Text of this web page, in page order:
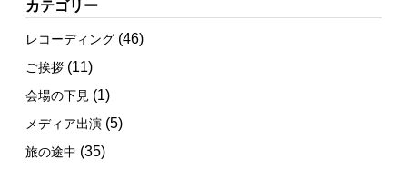
カテゴリー
レコーディング (46)
ご挨拶 (11)
会場の下見 (1)
メディア出演 (5)
旅の途中 (35)